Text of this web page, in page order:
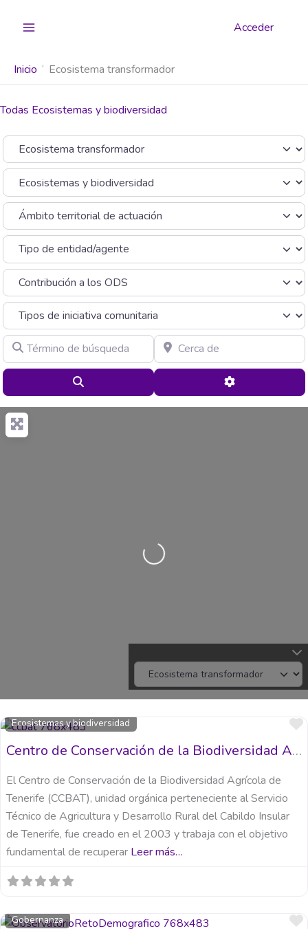
Acceder
Inicio Ecosistema transformador
Todas Ecosistemas y biodiversidad
Seleccionar el formulario de búsqueda
Categoría
Término de búsqueda Cerca de
Advanced
Cargando…
Ecosistemas y biodiversidad
Centro de Conservación de la Biodiversidad Agrícola de Tenerife (CCBAT)
El Centro de Conservación de la Biodiversidad Agrícola de
Tenerife (CCBAT), unidad orgánica perteneciente al Servicio
Técnico de Agricultura y Desarrollo Rural del Cabildo Insular
de Tenerife, fue creado en el 2003 y trabaja con el objetivo
fundamental de recuperar Leer más…
Gobernanza